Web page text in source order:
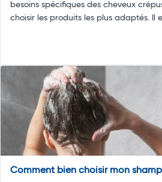
besoins spécifiques des cheveux
choisir les produits les plus adaptés. Il
Comment bien choisir mon